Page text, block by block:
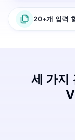
20+개 입력
세 가지